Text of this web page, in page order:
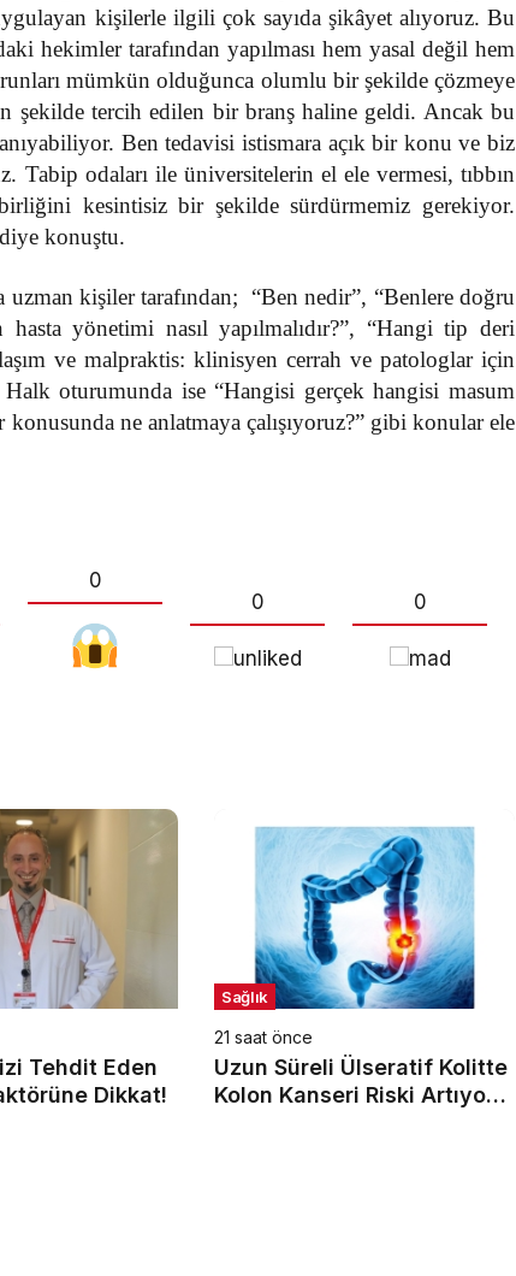
kişilerle ilgili çok sayıda şikâyet alıyoruz. Bu
hekimler tarafından yapılması hem yasal değil hem
mümkün olduğunca olumlu bir şekilde çözmeye
şekilde tercih edilen bir branş haline geldi. Ancak bu
Ben tedavisi istismara açık bir konu ve biz
Tabip odaları ile üniversitelerin el ele vermesi, tıbbın
kesintisiz bir şekilde sürdürmemiz gerekiyor.
konuştu.
kişiler tarafından; “Ben nedir”, “Benlere doğru
yönetimi nasıl yapılmalıdır?”, “Hangi tip deri
ve malpraktis: klinisyen cerrah ve patologlar için
oturumunda ise “Hangisi gerçek hangisi masum
ne anlatmaya çalışıyoruz?” gibi konular ele
0
0
0
Tehdit Eden
Dikkat!
Sağlık
21 saat önce
Uzun Süreli Ülseratif Kolitte
Kolon Kanseri Riski Artıyor